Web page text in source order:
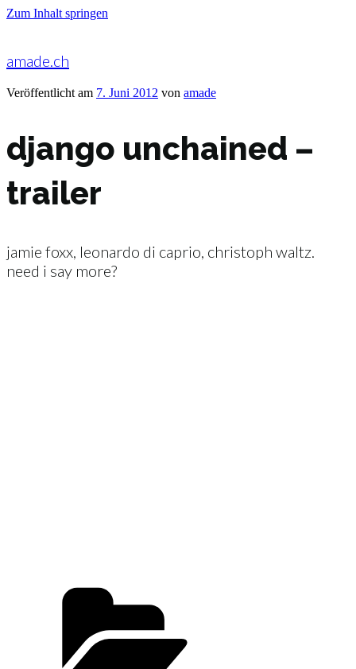
Zum Inhalt springen
amade.ch
Veröffentlicht am 7. Juni 2012 von amade
django unchained –
trailer
jamie foxx, leonardo di caprio, christoph waltz.
need i say more?